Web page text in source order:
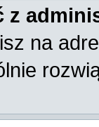
z
na